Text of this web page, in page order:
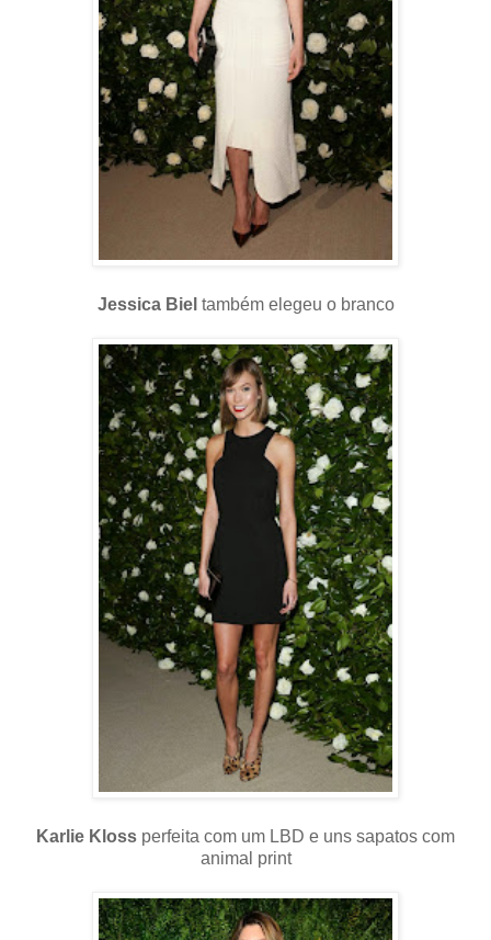
Jessica Biel também elegeu o branco
Karlie Kloss perfeita com um LBD e uns sapatos com
animal print